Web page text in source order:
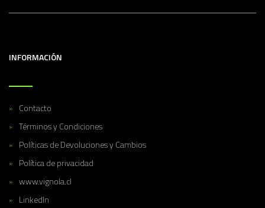
INFORMACIÓN
Contacto
Términos y Condiciones
Políticas de Devoluciones y Cambios
Política de privacidad
www.vignola.cl
LinkedIn